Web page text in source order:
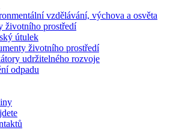
vzdělávání, výchova a osvěta
životního prostředí
útulek
životního prostředí
udržitelného rozvoje
odpadu